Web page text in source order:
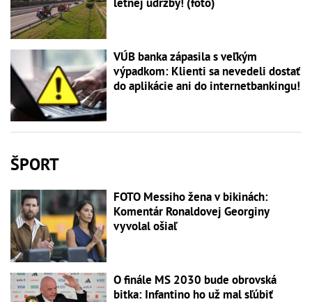
letnej údržby! (foto)
VÚB banka zápasila s veľkým
výpadkom: Klienti sa nevedeli dostať
do aplikácie ani do internetbankingu!
ŠPORT
FOTO Messiho žena v bikinách:
Komentár Ronaldovej Georginy
vyvolal ošiaľ
O finále MS 2030 bude obrovská
bitka: Infantino ho už mal sľúbiť